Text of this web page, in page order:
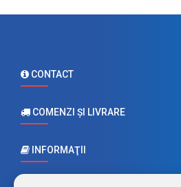
CONTACT
COMENZI ŞI LIVRARE
INFORMAŢII